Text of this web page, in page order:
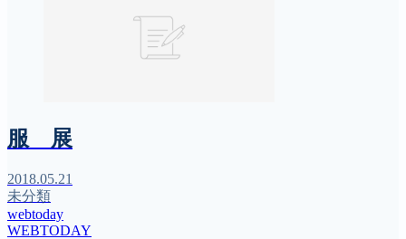
服 展
2018.05.21
未分類
webtoday
WEBTODAY